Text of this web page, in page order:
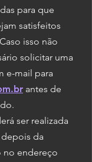
para que
satisfeitos
isso não
solicitar uma
e-mail para
antes de
ser realizada
depois da
endereço